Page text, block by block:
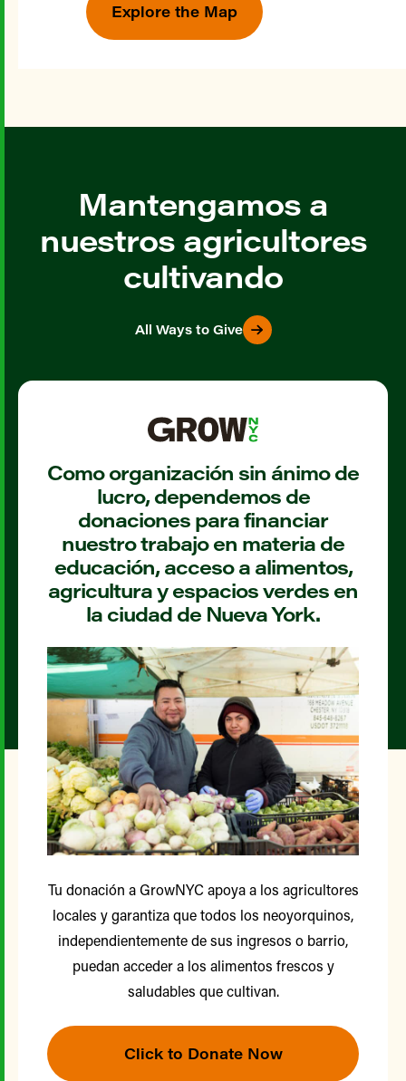
Explore the Map
Mantengamos a
nuestros agricultores
cultivando
All Ways to Give
Como organización sin ánimo de
lucro, dependemos de
donaciones para financiar
nuestro trabajo en materia de
educación, acceso a alimentos,
agricultura y espacios verdes en
la ciudad de Nueva York.
Tu donación a GrowNYC apoya a los agricultores
locales y garantiza que todos los neoyorquinos,
independientemente de sus ingresos o barrio,
puedan acceder a los alimentos frescos y
saludables que cultivan.
Click to Donate Now